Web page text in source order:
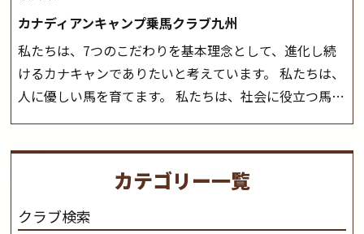
カナディアンキャンプ乗馬クラブ九州
私たちは、7つのこだわりを基本理念として、進化し続
けるカナキャンでありたいと考えています。 私たちは、
人に優しい馬を育てます。 私たちは、社会に役立つ馬を
生産します。 私たちは、馬や人々に癒しとなる環境を守
さと魅力を追求します。 私たちは、馬の品種と血統にこ
だわります。 私たちは、乗用馬の質の向上を目指し、生
カテゴリー一覧
クラブ検索